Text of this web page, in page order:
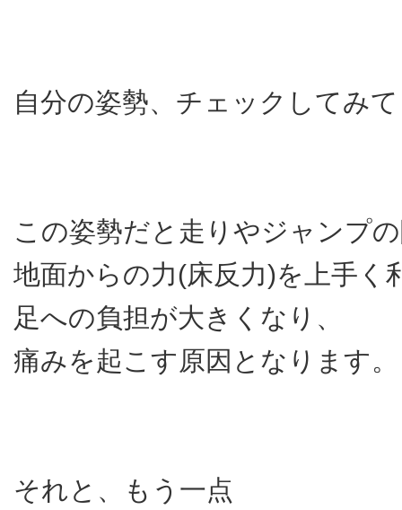
自分の姿勢、チェックしてみ
この姿勢だと走りやジャンプ
地面からの力(床反力)を上手く
足への負担が大きくなり、
痛みを起こす原因となります。
それと、もう一点